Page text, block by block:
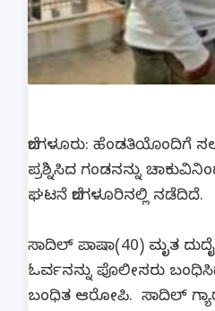
ಬೆಂಗಳೂರು: ಹೆಂಡತಿಯೊಂದಿಗೆ
ಪ್ರಶ್ನಿಸಿದ ಗಂಡನನ್ನು
ಘಟನೆ ಬೆಂಗಳೂರಿನಲ್ಲಿ ನಡೆದಿದೆ.
ಸಾದಿಲ್ ಪಾಷಾ(40) ಮೃತ
ಓರ್ವನನ್ನು ಪೊಲೀಸರು
ಬಂಧಿತ ಆರೋಪಿ. ಸಾದಿಲ್